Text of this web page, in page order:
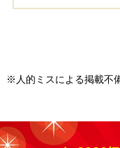
※人的ミスによる掲載不